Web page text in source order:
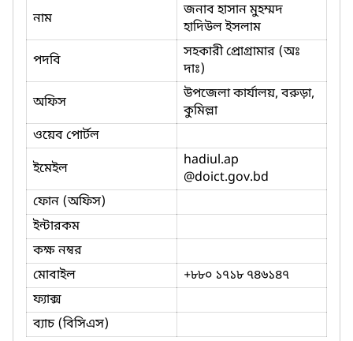
নাম
জনাব হাসান মুহম্মদ
হাদিউল ইসলাম
পদবি
সহকারী প্রোগ্রামার (অঃ
দাঃ)
অফিস
উপজেলা কার্যালয়, বরুড়া,
কুমিল্লা
ওয়েব পোর্টল
ইমেইল
hadiul.ap
@doict.gov.bd
ফোন (অফিস)
ইন্টারকম
কক্ষ নম্বর
মোবাইল
+৮৮০ ১৭১৮ ৭৪৬১৪৭
ফ্যাক্স
ব্যাচ (বিসিএস)